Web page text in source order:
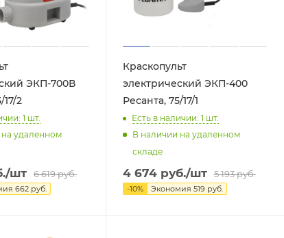
ЭКП-700В
17/2
1 шт.
удаленном
/шт 6 619руб.
662 руб.
Краскопульт
электрический ЭКП-400
Ресанта, 75/17/1
Есть в наличии: 1 шт.
В наличии на удаленном
складе
4 674руб./шт 5 193руб.
-10% Экономия 519 руб.